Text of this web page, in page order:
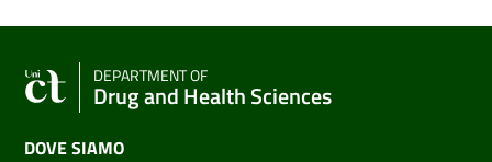
DEPARTMENT OF
Drug and Health Sciences
DOVE SIAMO